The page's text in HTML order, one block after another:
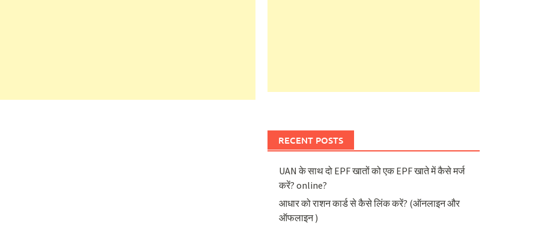
RECENT POSTS
UAN के साथ दो EPF खातों को एक EPF खाते में कैसे मर्ज
करें? online?
आधार को राशन कार्ड से कैसे लिंक करें? (ऑनलाइन और
ऑफलाइन )